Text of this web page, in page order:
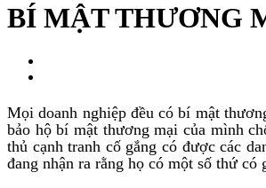
BÍ MẬT THƯƠNG
Mọi doanh nghiệp đều có bí mật
bảo hộ bí mật thương mại của mình
thủ cạnh tranh cố gắng có được các
đang nhận ra rằng họ có một số thứ có